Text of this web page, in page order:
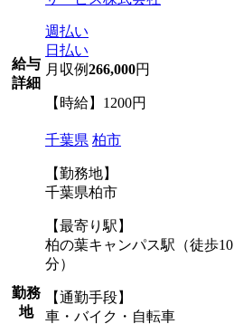
給与
詳細
週払い
日払い
月収例266,000円
【時給】1200円
勤務
地
千葉県 柏市
【勤務地】
千葉県柏市
【最寄り駅】
柏の葉キャンパス駅（徒歩10
分）
【通勤手段】
車・バイク・自転車